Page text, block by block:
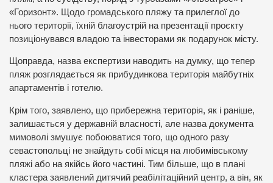
«Горизонт». Щодо громадського пляжу та прилеглої до
нього території, їхній благоустрій на презентації проєкту
позиціонувався владою та інвесторами як подарунок місту.
Щоправда, назва експертизи наводить на думку, що тепер
пляж розглядається як прибудинкова територія майбутніх
апартаментів і готелю.
Крім того, заявлено, що прибережна територія, як і раніше,
залишається у державній власності, але назва документа
мимоволі змушує побоюватися того, що одного разу
севастопольці не знайдуть собі місця на любимівському
пляжі або на якійсь його частині. Тим більше, що в плані
кластера заявлений дитячий реабілітаційний центр, а він, як